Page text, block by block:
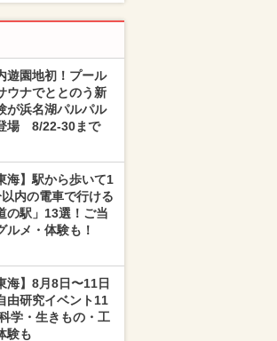
遊園地初！プール
ウナでととのう新
が浜名湖パルパル
場 8/22-30まで
海】駅から歩いて1
内の電車で行ける
の駅」13選！ご当
ルメ・体験も！
海】8月8日〜11日
由研究イベント11
学・生きもの・工
験も